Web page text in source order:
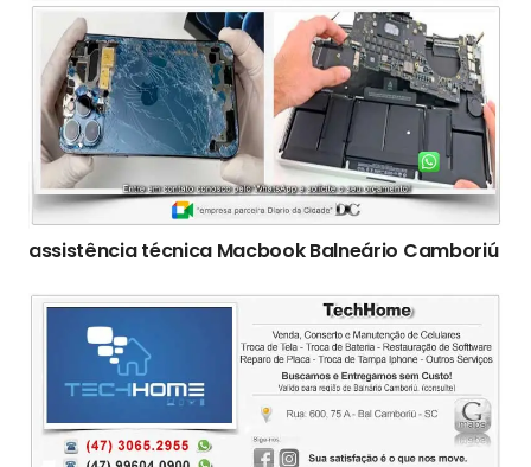
assistência técnica Macbook Balneário Camboriú